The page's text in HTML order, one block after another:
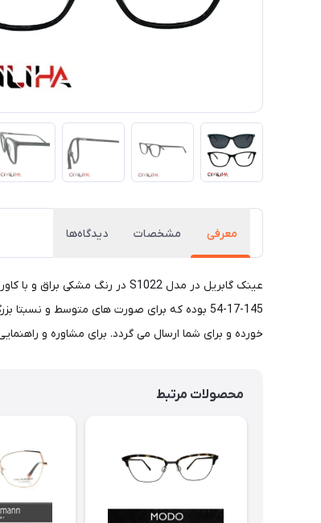
معرفی مشخصات دیدگاه‌ها
145-17-54 بوده که برای صورت های متوسط و
خورده و برای شما ارسال می گردد. برای مشاوره و راهنمایی می توانید در ساعات 10 الی 24 با
محصولات مرتبط